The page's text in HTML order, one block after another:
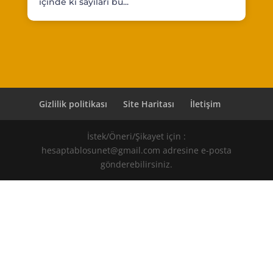
Gizlilik politikası Site Haritası İletişim
İstek/Öneri/Şikayet için :
hesaptablosunet@gmail.com adresine e-posta
gönderebilirsiniz.